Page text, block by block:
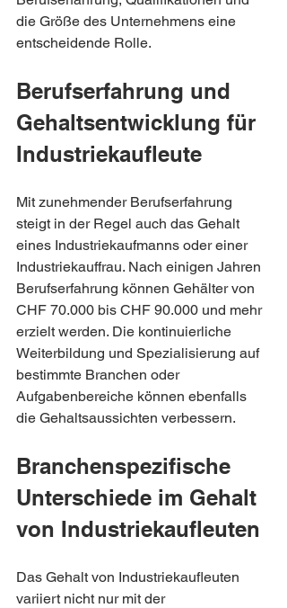
die Größe des Unternehmens eine
entscheidende Rolle.
Berufserfahrung und
Gehaltsentwicklung für
Industriekaufleute
Mit zunehmender Berufserfahrung
steigt in der Regel auch das Gehalt
eines Industriekaufmanns oder einer
Industriekauffrau. Nach einigen Jahren
Berufserfahrung können Gehälter von
CHF 70.000 bis CHF 90.000 und mehr
erzielt werden. Die kontinuierliche
Weiterbildung und Spezialisierung auf
bestimmte Branchen oder
Aufgabenbereiche können ebenfalls
die Gehaltsaussichten verbessern.
Branchenspezifische
Unterschiede im Gehalt
von Industriekaufleuten
Das Gehalt von Industriekaufleuten
variiert nicht nur mit der